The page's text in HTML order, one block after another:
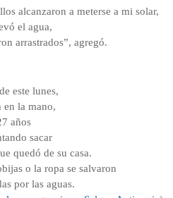
alcanzaron a meterse a mi solar,
el agua,
arrastrados”, agregó.
este lunes,
en la mano,
años
sacar
quedó de su casa.
o la ropa se salvaron
por las aguas.